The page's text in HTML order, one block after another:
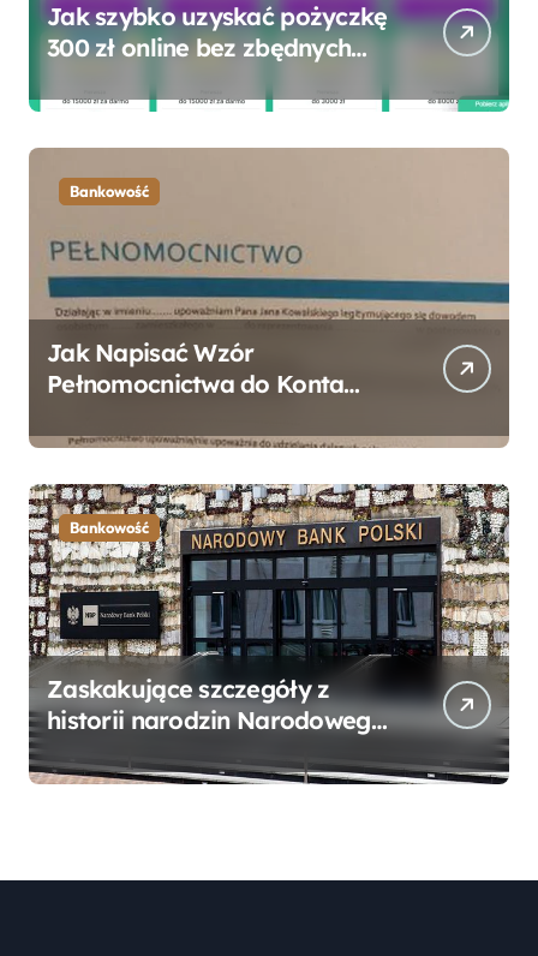
Jak szybko uzyskać pożyczkę
300 zł online bez zbędnych
Bankowość
Jak Napisać Wzór
Pełnomocnictwa do Konta
Przewodnik
Bankowość
Zaskakujące szczegóły z
historii narodzin Narodowego
mogłeś nie wiedzieć